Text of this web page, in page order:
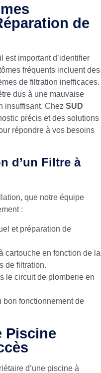
de
est important d’identifier
fréquents incluent des
de filtration inefficaces.
dus à une mauvaise
insuffisant. Chez SUD
précis et des solutions
répondre à vos besoins
d’un Filtre à
que notre équipe
:
et préparation de
cartouche en fonction de la
de filtration.
le circuit de plomberie en
bon fonctionnement de
Piscine
d’une piscine à